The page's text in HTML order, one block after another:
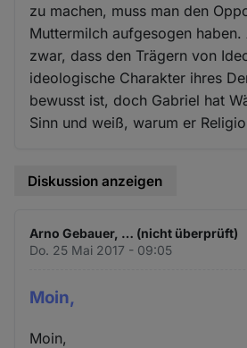
zu machen, muss man den
Muttermilch aufgesogen
zwar, dass den Trägern von
ideologische Charakter ihres
bewusst ist, doch Gabriel hat
Sinn und weiß, warum er
Diskussion anzeigen
Arno Gebauer, … (nicht überprüft)
Do. 25 Mai 2017 - 09:05
Moin,
Moin,